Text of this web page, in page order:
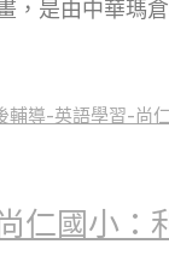
，是由中華瑪
仁國小